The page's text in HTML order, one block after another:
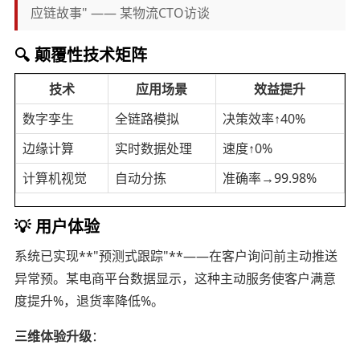
应链故事" —— 某物流CTO访谈
🔍 颠覆性技术矩阵
技术 应用场景
效益提升
数字孪生
全链路模拟
决策效率↑40%
边缘计算
实时数据处理
速度↑0%
计算机视觉
自动分拣 准确率→99.98%
💡 用户体验
系统已实现**"预测式跟踪"**——在客户询问前主动推送
异常预。某电商平台数据显示，这种主动服务使客户满意
度提升%，退货率降低%。
三维体验升级：